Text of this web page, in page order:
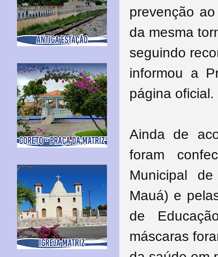
prevenção
da mesma
seguindo
informou a
página oficial.
Ainda de
foram
Municipal
Mauá) e
de
máscaras